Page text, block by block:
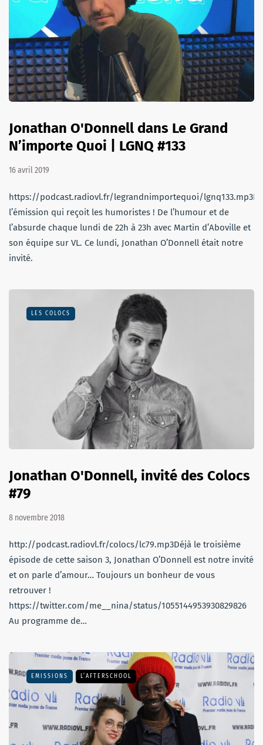
Jonathan O'Donnell dans Le Grand
N’importe Quoi | LGNQ #133
16 avril 2019
https://podcast.radiovl.fr/legrandnimportequoi/
l’émission qui reçoit les humoristes ! De l’humour et de
l’absurde chaque lundi de 22h à 23h avec Martin d’Aboville et
son équipe sur VL. Ce lundi, Jonathan O’Donnell était notre
invité.
LES COLOCS
Jonathan O'Donnell, invité des Colocs
#79
8 novembre 2018
http://podcast.radiovl.fr/colocs/lc79.mp3Déjà le troisième
épisode de cette saison 3, Jonathan O’Donnell est notre invité
et on parle d’amour… Toujours un bonheur de vous
retrouver !
https://twitter.com/me__nina/status/1055144953930829826
Au programme de…
EMISSIONS L’AFTERSCHOOL